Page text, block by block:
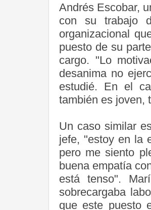
Andrés Escobar,
con su trabajo
organizacional
puesto de su
cargo. "Lo
desanima no
estudié. En el
también es joven,
Un caso similar
jefe, "estoy en la
pero me siento
buena empatía
está tenso".
sobrecargaba
que este puesto